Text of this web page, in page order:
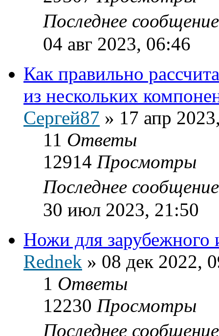
Последнее
04 авг 2023, 06:46
Как правильно
из нескольких
Сергей87 » 17 апр
11 Ответы
12914 Просмотры
Последнее
30 июл 2023, 21:50
Ножи для зарубежного
Rednek » 08 дек 2022,
1 Ответы
12230 Просмотры
Последнее